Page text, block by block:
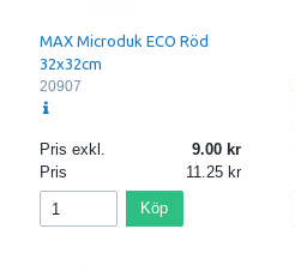
MAX Microduk ECO Röd
32x32cm
20907
Pris exkl.
9.00
Pris
11.25
Köp